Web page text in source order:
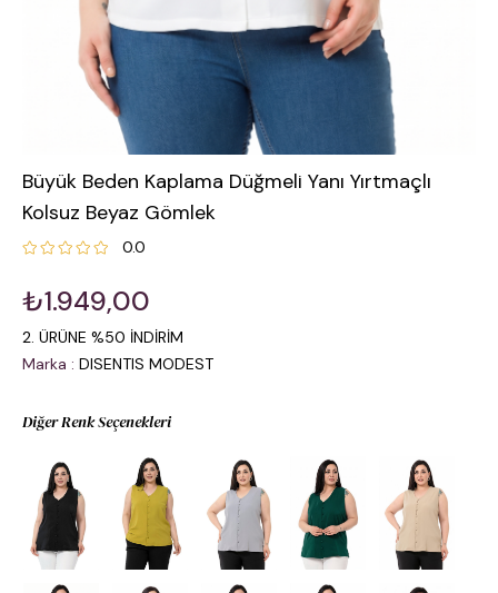
Büyük Beden Kaplama Düğmeli Yanı Yırtmaçlı
Kolsuz Beyaz Gömlek
0.0
₺1.949,00
2. ÜRÜNE %50 İNDİRİM
Marka : DISENTIS MODEST
Diğer Renk Seçenekleri